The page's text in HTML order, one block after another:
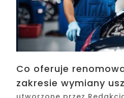
Co oferuje
zakresie wymiany